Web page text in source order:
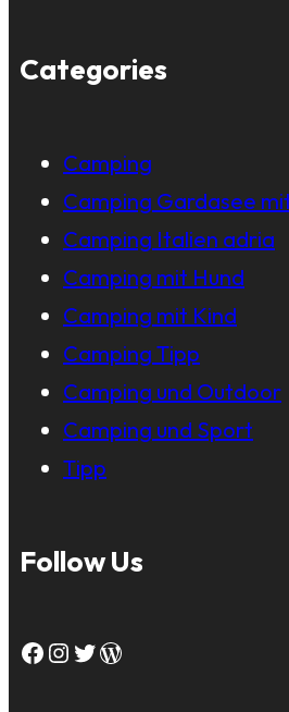
Categories
Camping
Camping Gardasee
Camping Italien adria
Camping mit Hund
Camping mit Kind
Camping Tipp
Camping und Outdoor
Camping und Sport
Tipp
Follow Us
Facebook Instagram Twitter WordPress